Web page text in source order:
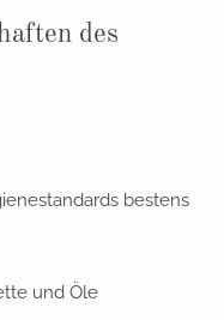
des
bestens
und Öle